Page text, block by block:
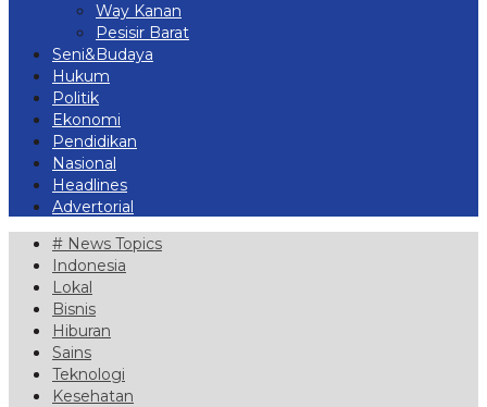
Way Kanan
Pesisir Barat
Seni&Budaya
Hukum
Politik
Ekonomi
Pendidikan
Nasional
Headlines
Advertorial
# News Topics
Indonesia
Lokal
Bisnis
Hiburan
Sains
Teknologi
Kesehatan